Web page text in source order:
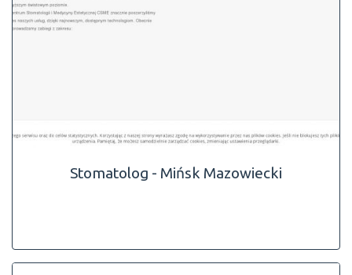
Stomatolog - Mińsk Mazowiecki